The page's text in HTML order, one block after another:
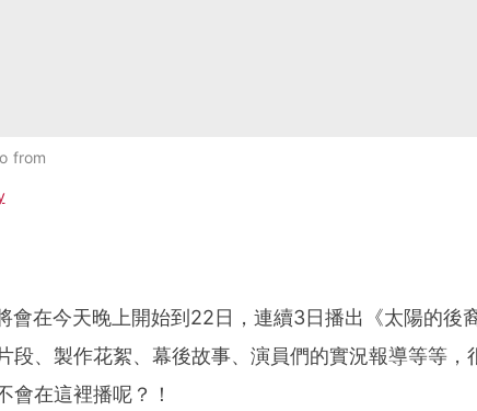
from
會在今天晚上開始到22日，連續3日播出《太陽的後
段、製作花絮、幕後故事、演員們的實況報導等等，
會在這裡播呢？！